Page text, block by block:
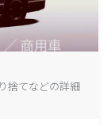
捨てなどの詳細